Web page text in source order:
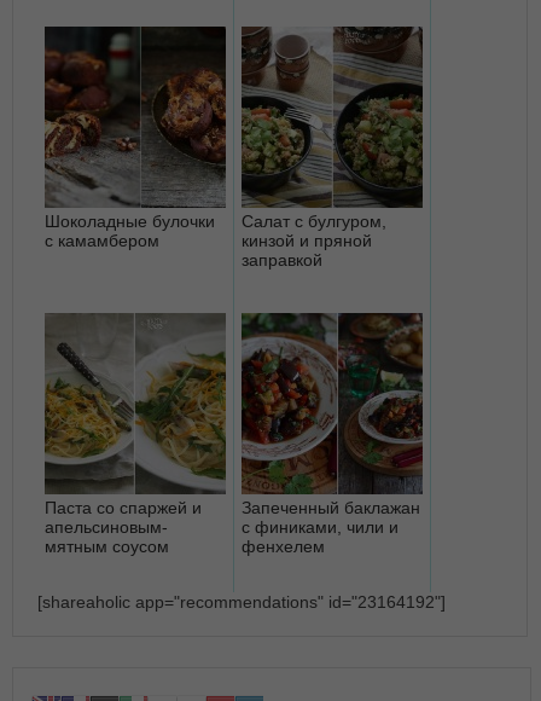
Шоколадные булочки
с камамбером
Салат с булгуром,
кинзой и пряной
заправкой
Паста со спаржей и
апельсиновым-
мятным соусом
Запеченный баклажан
с финиками, чили и
фенхелем
[shareaholic app="recommendations" id="23164192"]